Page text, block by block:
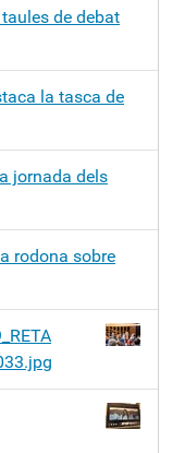
de debat
la tasca de
jornada dels
rodona sobre